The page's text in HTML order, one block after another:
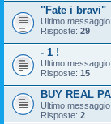
"Fate i bravi"
Ultimo
Risposte: 29
- 1 !
Ultimo
Risposte: 15
BUY REAL
Ultimo
Risposte: 2